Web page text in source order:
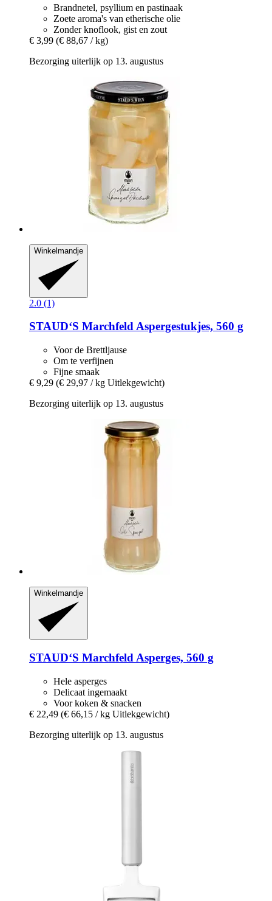
Brandnetel, psyllium en pastinaak
Zoete aroma's van etherische olie
Zonder knoflook, gist en zout
€ 3,99 (€ 88,67 / kg)
Bezorging uiterlijk op 13. augustus
Winkelmandje
2.0 (1)
STAUD‘S Marchfeld Aspergestukjes, 560 g
Voor de Brettljause
Om te verfijnen
Fijne smaak
€ 9,29 (€ 29,97 / kg Uitlekgewicht)
Bezorging uiterlijk op 13. augustus
Winkelmandje
STAUD‘S Marchfeld Asperges, 560 g
Hele asperges
Delicaat ingemaakt
Voor koken & snacken
€ 22,49 (€ 66,15 / kg Uitlekgewicht)
Bezorging uiterlijk op 13. augustus